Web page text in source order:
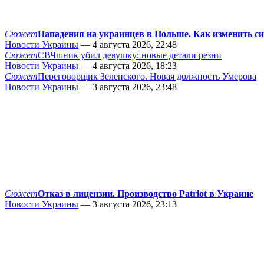
СюжетНападения на украинцев в Польше. Как изменить
Новости Украины — 4 августа 2026, 22:48
СюжетСВЧшник убил девушку: новые детали резни
Новости Украины — 4 августа 2026, 18:23
СюжетПереговорщик Зеленского. Новая должность Умерова
Новости Украины — 3 августа 2026, 23:48
СюжетОтказ в лицензии. Производство Patriot в Украине
Новости Украины — 3 августа 2026, 23:13